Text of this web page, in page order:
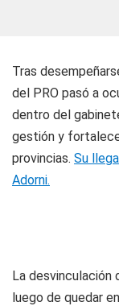
Tras
del PRO pasó a
dentro del
gestión y
provincias. Su
Adorni.
La desvinculación
luego de quedar